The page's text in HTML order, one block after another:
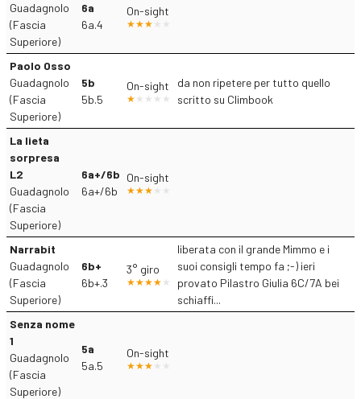
Guadagnolo
(Fascia
Superiore)
6a
6a.4
On-sight
Paolo Osso
Guadagnolo
(Fascia
Superiore)
5b
5b.5
On-sight
da non ripetere per tutto quello
scritto su Climbook
La lieta
sorpresa
L2
Guadagnolo
(Fascia
Superiore)
6a+/6b
6a+/6b
On-sight
Narrabit
Guadagnolo
(Fascia
Superiore)
6b+
6b+.3
3° giro
liberata con il grande Mimmo e i
suoi consigli tempo fa ;-) ieri
provato Pilastro Giulia 6C/7A bei
schiaffi...
Senza nome
1
Guadagnolo
(Fascia
Superiore)
5a
5a.5
On-sight